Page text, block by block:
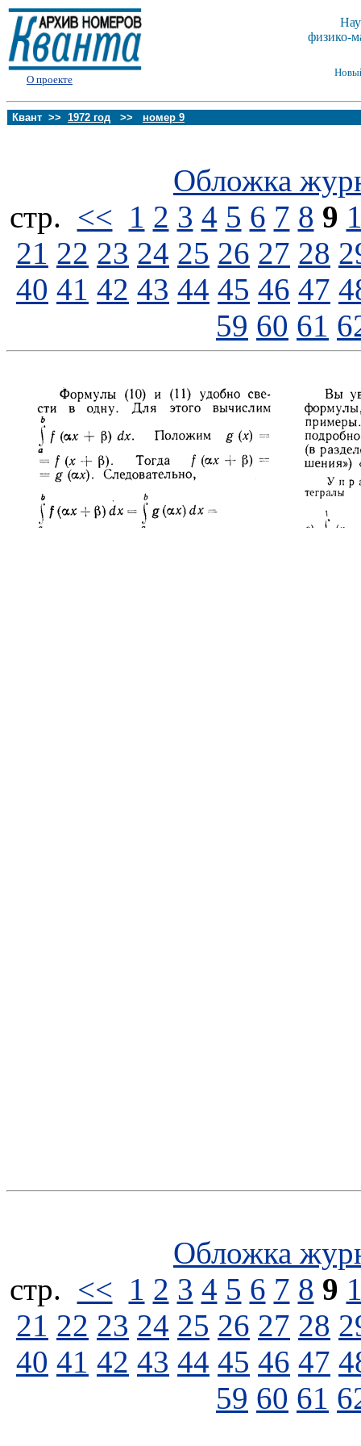
О проекте
физико-
Квант >> 1972 год >> номер 9
Обложка
стp. << 1 2 3 4 5 6 7 8 9
21 22 23 24 25 26 27 28
40 41 42 43 44 45 46 47
59 60 61
Обложка
стp. << 1 2 3 4 5 6 7 8 9
21 22 23 24 25 26 27 28
40 41 42 43 44 45 46 47
59 60 61